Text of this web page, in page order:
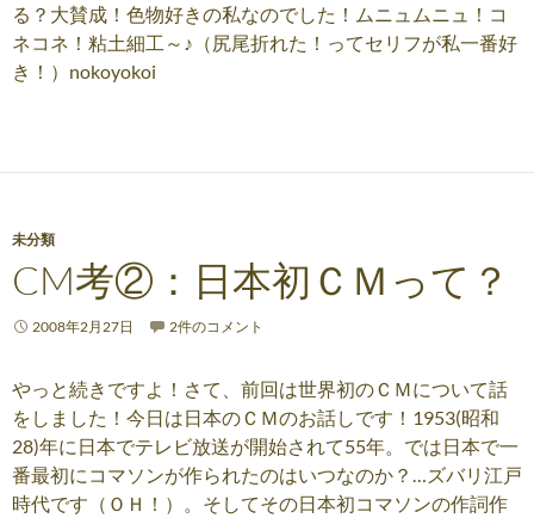
る？大賛成！色物好きの私なのでした！ムニュムニュ！コ
ネコネ！粘土細工～♪（尻尾折れた！ってセリフが私一番好
き！）nokoyokoi
未分類
CM考②：日本初ＣＭって？
2008年2月27日 2件のコメント
やっと続きですよ！さて、前回は世界初のＣＭについて話
をしました！今日は日本のＣＭのお話しです！1953(昭和
28)年に日本でテレビ放送が開始されて55年。では日本で一
番最初にコマソンが作られたのはいつなのか？…ズバリ江戸
時代です（ＯＨ！）。そしてその日本初コマソンの作詞作